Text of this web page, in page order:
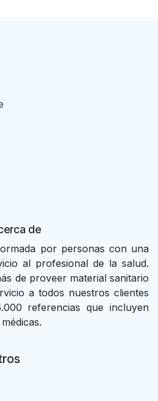
ca de
por personas con una
al profesional de la salud.
de proveer material sanitario
a todos nuestros clientes
referencias que incluyen